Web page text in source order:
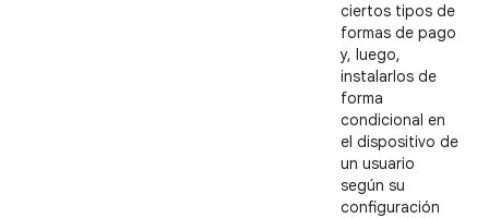
ciertos tipos de
formas de pago
y, luego,
instalarlos de
forma
condicional en
el dispositivo de
un usuario
según su
configuración